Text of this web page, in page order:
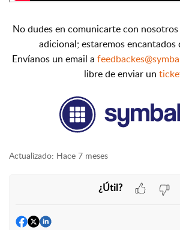
No dudes en comunicarte con
adicional; estaremos encantados
Envíanos un email a
libre de enviar un
Actualizado: Hace 7 meses
¿Útil?